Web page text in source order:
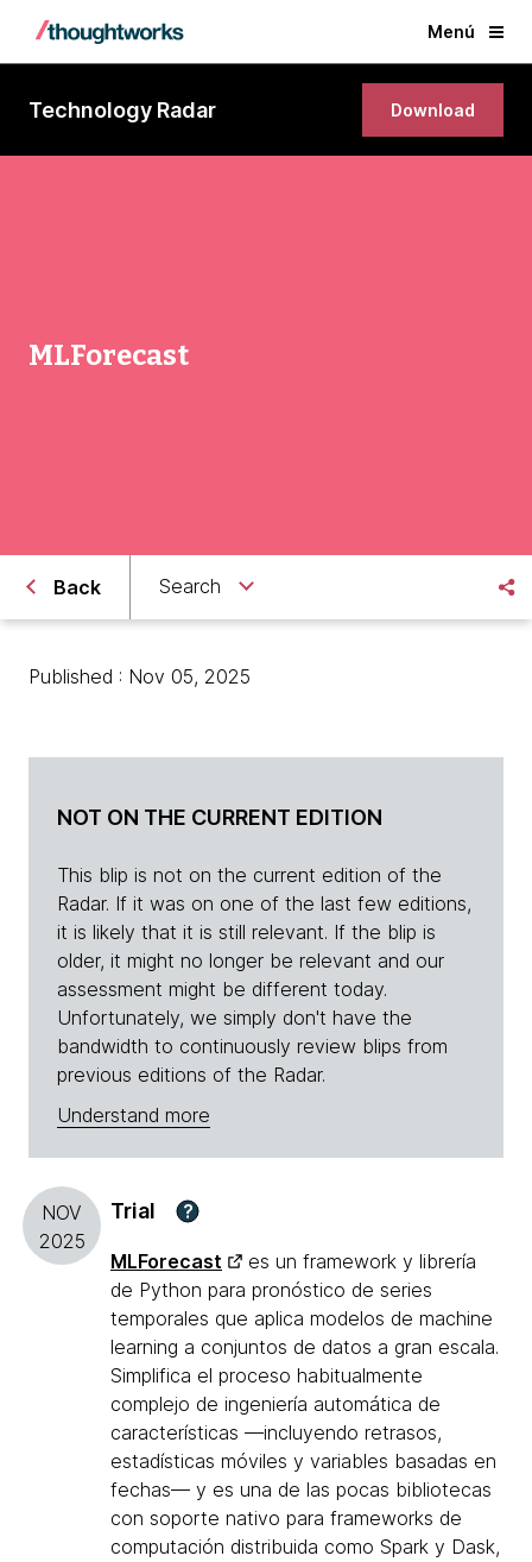
Menú
Technology Radar Download
MLForecast
Back Search
Published : Nov 05, 2025
NOT ON THE CURRENT EDITION
This blip is not on the current edition of the
Radar. If it was on one of the last few editions,
it is likely that it is still relevant. If the blip is
older, it might no longer be relevant and our
assessment might be different today.
Unfortunately, we simply don't have the
bandwidth to continuously review blips from
previous editions of the Radar.
Understand more
NOV
2025
Trial ?
MLForecast
es un framework y librería
de Python para pronóstico de series
temporales que aplica modelos de machine
learning a conjuntos de datos a gran escala.
Simplifica el proceso habitualmente
complejo de ingeniería automática de
características —incluyendo retrasos,
estadísticas móviles y variables basadas en
fechas— y es una de las pocas bibliotecas
con soporte nativo para frameworks de
computación distribuida como Spark y Dask,